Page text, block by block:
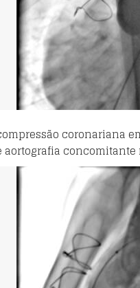
coronariana
aortografia